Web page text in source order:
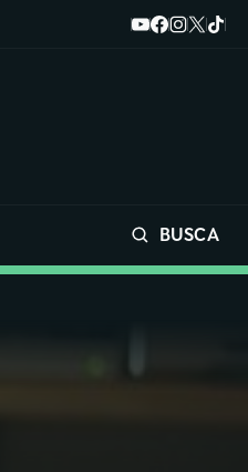
BUSCA